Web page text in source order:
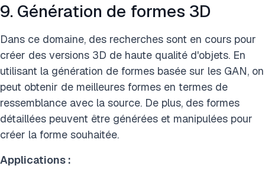
9. Génération de formes 3D
Dans ce domaine, des recherches sont en cours pour
créer des versions 3D de haute qualité d'objets. En
utilisant la génération de formes basée sur les GAN, on
peut obtenir de meilleures formes en termes de
ressemblance avec la source. De plus, des formes
détaillées peuvent être générées et manipulées pour
créer la forme souhaitée.
Applications :